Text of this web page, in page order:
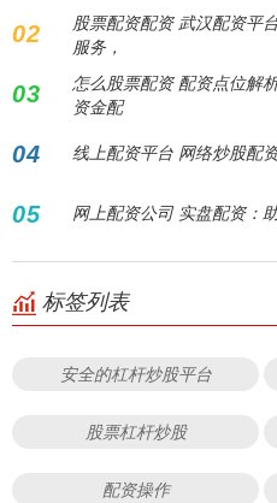
02
股票配资配资 武汉配资平
服务，
03
怎么股票配资 配资点位解
资金配
04 线上配资平台 网络炒股配
05 网上配资公司 实盘配资：
标签列表
安全的杠杆炒股平台
股票杠杆炒股
配资操作